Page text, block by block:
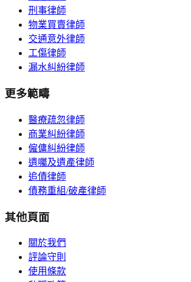
刑事律師
物業買賣律師
交通意外律師
工傷律師
漏水糾紛律師
更多範疇
醫療疏忽律師
商業糾紛律師
僱傭糾紛律師
遺囑及遺產律師
追債律師
債務重組/破產律師
其他頁面
關於我們
評論守則
使用條款